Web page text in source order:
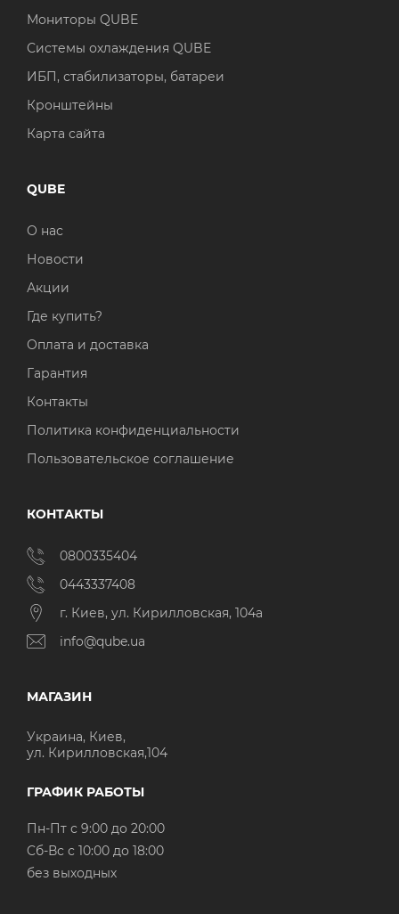
Мониторы QUBE
Системы охлаждения QUBE
ИБП, стабилизаторы, батареи
Кронштейны
Карта сайта
QUBE
О нас
Новости
Акции
Где купить?
Оплата и доставка
Гарантия
Контакты
Политика конфиденциальности
Пользовательское соглашение
КОНТАКТЫ
0800335404
0443337408
г. Киев, ул. Кирилловская, 104а
info@qube.ua
МАГАЗИН
Украина, Киев,
ул. Кирилловская,104
ГРАФИК РАБОТЫ
Пн-Пт с 9:00 до 20:00
Cб-Вс с 10:00 до 18:00
без выходных